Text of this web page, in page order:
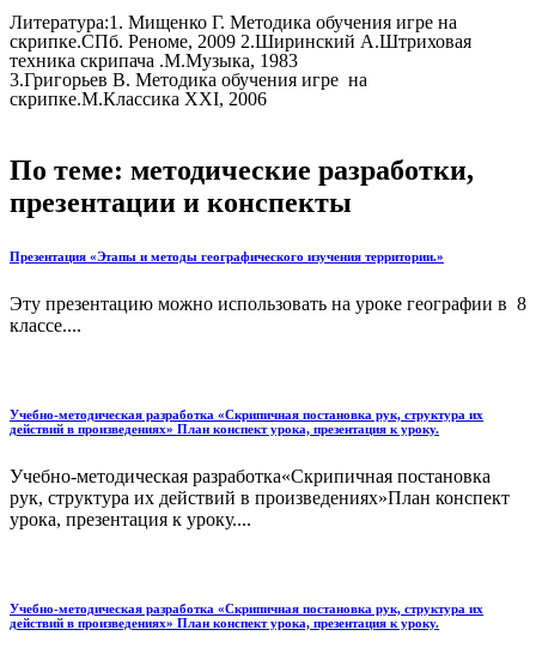
Литература:1. Мищенко Г. Методика обучения игре на
скрипке.СПб. Реноме, 2009 2.Ширинский А.Штриховая
техника скрипача .М.Музыка, 1983
3.Григорьев В. Методика обучения игре на
скрипке.М.Классика XXI, 2006
По теме: методические разработки,
презентации и конспекты
Презентация «Этапы и методы географического изучения территории.»
Эту презентацию можно использовать на уроке географии в 8
классе....
Учебно-методическая разработка «Скрипичная постановка рук, структура их
действий в произведениях» План конспект урока, презентация к уроку.
Учебно-методическая разработка«Скрипичная постановка
рук, структура их действий в произведениях»План конспект
урока, презентация к уроку....
Учебно-методическая разработка «Скрипичная постановка рук, структура их
действий в произведениях» План конспект урока, презентация к уроку.